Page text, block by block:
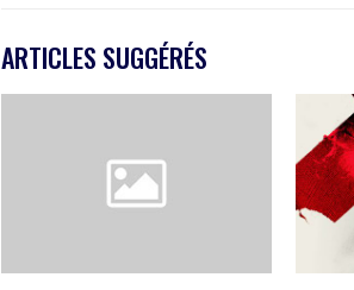
ARTICLES SUGGÉRÉS